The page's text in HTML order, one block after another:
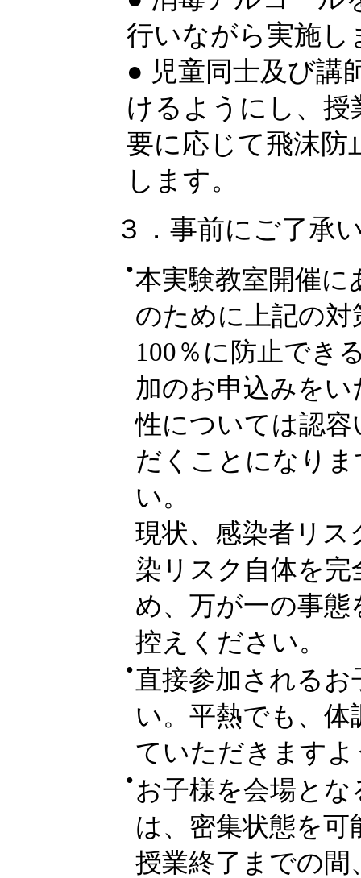
行いながら実施し
● 児童同士及び講
けるようにし、授
要に応じて飛沫防
します。
３．事前にご了承
●本実験教室開催
のために上記の
100％に防止でき
加のお申込みを
性については認
だくことになり
い。
現状、感染者リ
染リスク自体を
め、万が一の事
控えください。
● 直接参加される
い。平熱でも、
ていただきます
● お子様を会場と
は、密集状態を
授業終了までの